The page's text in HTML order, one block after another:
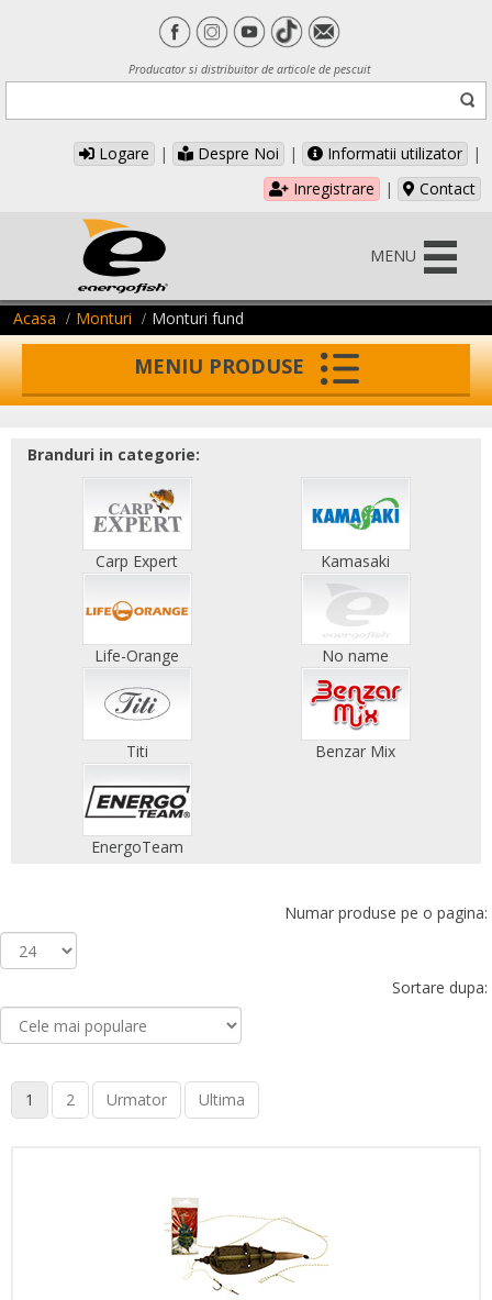
Producator si distribuitor de articole de pescuit
Logare | Despre Noi | Informatii utilizator
|
Inregistrare
| Contact
MENU
Acasa Monturi Monturi fund
MENIU PRODUSE
Branduri in categorie:
Carp Expert Kamasaki
Life-Orange No name
Titi Benzar Mix
EnergoTeam
Numar produse pe o pagina:
Sortare dupa:
1 2 Urmator Ultima